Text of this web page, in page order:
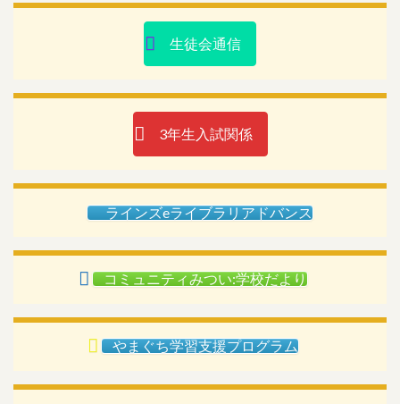
生徒会通信
3年生入試関係
ラインズeライブラリアドバンス
コミュニティみつい:学校だより
やまぐち学習支援プログラム